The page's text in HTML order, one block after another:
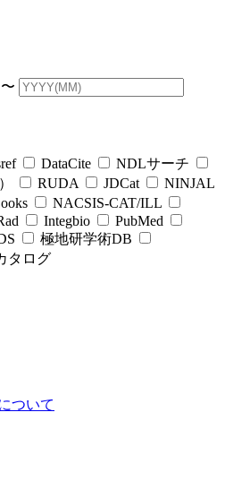
〜
DataCite
NDLサーチ
RUDA JDCat
NINJAL
NACSIS-CAT/ILL
Integbio
PubMed
極地研学術DB
タログ
ついて